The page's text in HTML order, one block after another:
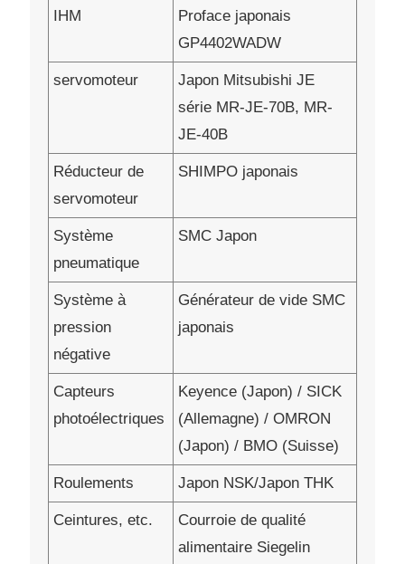
IHM
Proface japonais
GP4402WADW
servomoteur
Japon Mitsubishi JE
série MR-JE-70B, MR-
JE-40B
Réducteur de
servomoteur
SHIMPO japonais
Système
pneumatique
SMC Japon
Système à
pression
négative
Générateur de vide SMC
japonais
Capteurs
photoélectriques
Keyence (Japon) / SICK
(Allemagne) / OMRON
(Japon) / BMO (Suisse)
Roulements Japon NSK/Japon THK
Ceintures, etc.
Courroie de qualité
alimentaire Siegelin